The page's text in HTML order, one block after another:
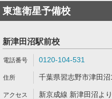
東進衛星予備校
新津田沼駅前校
0120-104-531
千葉県習志野市津田
新京成線 新津田沼よ